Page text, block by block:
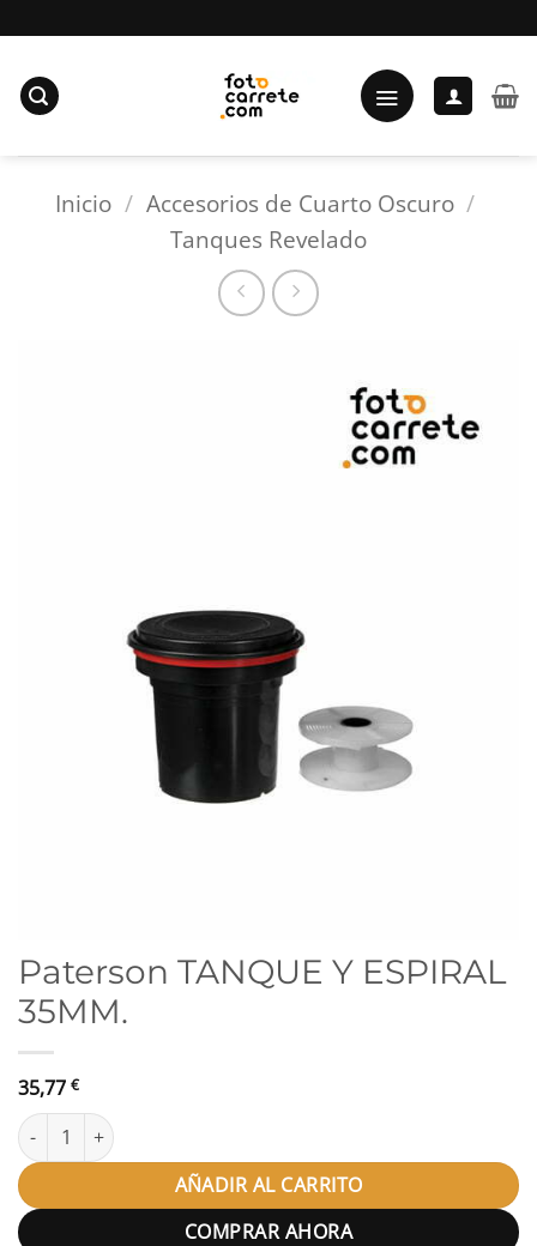
al
contenido
Inicio / Accesorios de Cuarto Oscuro /
Tanques Revelado
Paterson TANQUE Y ESPIRAL
35MM.
35,77 €
Paterson TANQUE Y ESPIRAL 35MM. cantidad
AÑADIR AL CARRITO
COMPRAR AHORA